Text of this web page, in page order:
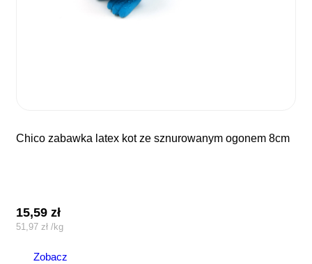
chico zabawka latex kot ze sznurowanym ogonem 8cm
15,59zł
51,97zł /kg
Zobacz